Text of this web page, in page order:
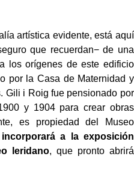
artística evidente, está aquí
que recuerdan− de una
los orígenes de este edificio
por la Casa de Maternidad y
Gili i Roig fue pensionado por
y 1904 para crear obras
es propiedad del Museo
a la exposición
leridano, que pronto abrirá